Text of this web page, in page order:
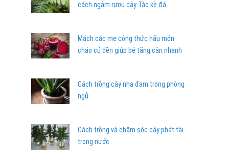
cách ngâm rượu cây Tắc kè đá
Mách các mẹ công thức nấu món
cháo củ dền giúp bé tăng cân nhanh
Cách trồng cây nha đam trong phòng
ngủ
Cách trồng và chăm sóc cây phát tài
trong nước